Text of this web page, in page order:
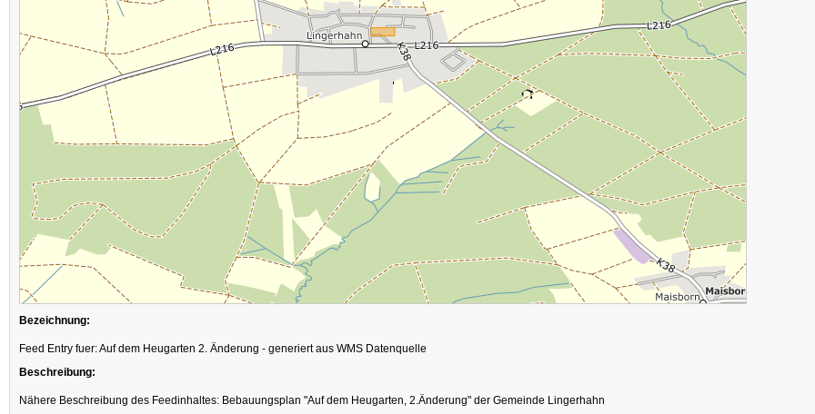
Bezeichnung:
Feed Entry fuer: Auf dem Heugarten 2. Änderung - generiert aus WMS Datenquelle
Beschreibung:
Nähere Beschreibung des Feedinhaltes: Bebauungsplan "Auf dem Heugarten, 2.Änderung" der Gemeinde Lingerhahn